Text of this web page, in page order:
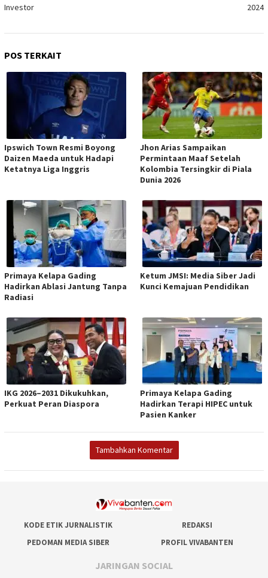
Investor
2024
POS TERKAIT
Ipswich Town Resmi Boyong
Daizen Maeda untuk Hadapi
Ketatnya Liga Inggris
Jhon Arias Sampaikan
Permintaan Maaf Setelah
Kolombia Tersingkir di Piala
Dunia 2026
Primaya Kelapa Gading
Hadirkan Ablasi Jantung Tanpa
Radiasi
Ketum JMSI: Media Siber Jadi
Kunci Kemajuan Pendidikan
IKG 2026–2031 Dikukuhkan,
Perkuat Peran Diaspora
Primaya Kelapa Gading
Hadirkan Terapi HIPEC untuk
Pasien Kanker
Tambahkan Komentar
KODE ETIK JURNALISTIK
REDAKSI
PEDOMAN MEDIA SIBER
PROFIL VIVABANTEN
JARINGAN SOCIAL